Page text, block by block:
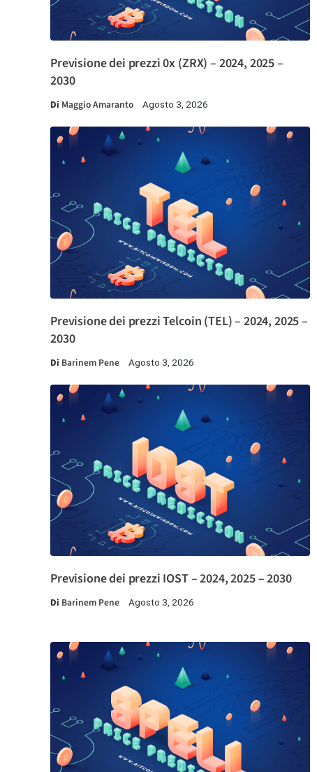
Previsione dei prezzi 0x (ZRX) – 2024, 2025 –
2030
Di Maggio Amaranto Agosto 3, 2026
Previsione dei prezzi Telcoin (TEL) – 2024, 2025 –
2030
Di Barinem Pene Agosto 3, 2026
Previsione dei prezzi IOST – 2024, 2025 – 2030
Di Barinem Pene Agosto 3, 2026